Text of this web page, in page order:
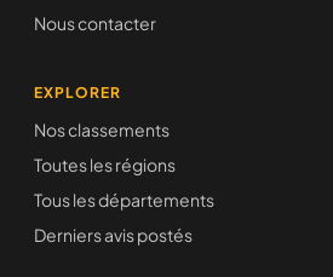
Nous contacter
EXPLORER
Nos classements
Toutes les régions
Tous les départements
Derniers avis postés